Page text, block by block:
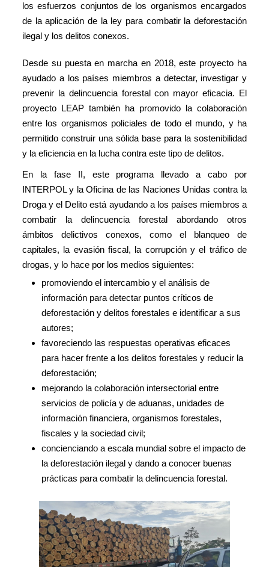
los esfuerzos conjuntos de los organismos encargados
de la aplicación de la ley para combatir la deforestación
ilegal y los delitos conexos.
Desde su puesta en marcha en 2018, este proyecto ha
ayudado a los países miembros a detectar, investigar y
prevenir la delincuencia forestal con mayor eficacia. El
proyecto LEAP también ha promovido la colaboración
entre los organismos policiales de todo el mundo, y ha
permitido construir una sólida base para la sostenibilidad
y la eficiencia en la lucha contra este tipo de delitos.
En la fase II, este programa llevado a cabo por
INTERPOL y la Oficina de las Naciones Unidas contra la
Droga y el Delito está ayudando a los países miembros a
combatir la delincuencia forestal abordando otros
ámbitos delictivos conexos, como el blanqueo de
capitales, la evasión fiscal, la corrupción y el tráfico de
drogas, y lo hace por los medios siguientes:
promoviendo el intercambio y el análisis de
información para detectar puntos críticos de
deforestación y delitos forestales e identificar a sus
autores;
favoreciendo las respuestas operativas eficaces
para hacer frente a los delitos forestales y reducir la
deforestación;
mejorando la colaboración intersectorial entre
servicios de policía y de aduanas, unidades de
información financiera, organismos forestales,
fiscales y la sociedad civil;
concienciando a escala mundial sobre el impacto de
la deforestación ilegal y dando a conocer buenas
prácticas para combatir la delincuencia forestal.